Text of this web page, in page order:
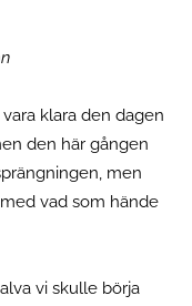
klara den dagen
den här gången
men
vad som hände
vi skulle börja